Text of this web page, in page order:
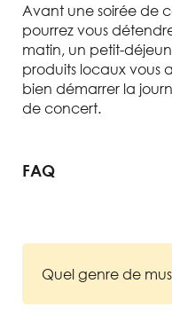
Avant une soirée de
pourrez vous
matin, un petit-
produits locaux vous
bien démarrer la
de concert.
FAQ
Quel genre de